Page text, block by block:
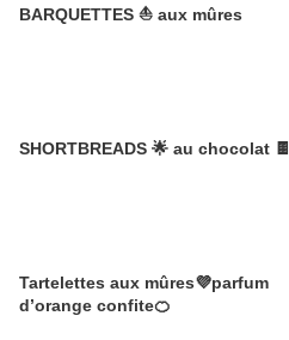
BARQUETTES ⛵ aux mûres
SHORTBREADS 🌟 au chocolat 🍫
Tartelettes aux mûres💜parfum
d’orange confite🍊